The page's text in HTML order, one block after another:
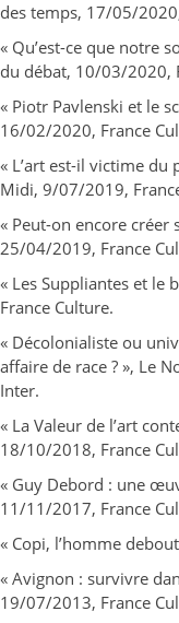
des temps, 17/05/
« Qu’est-ce que notre
du débat, 10/03/2020,
« Piotr Pavlenski et le
16/02/2020, France
« L’art est-il victime du
Midi, 9/07/2019,
« Peut-on encore créer
25/04/2019, France
« Les Suppliantes et le
France Culture.
« Décolonialiste ou
affaire de race ? », Le
Inter.
« La Valeur de l’art
18/10/2018, France
« Guy Debord : une
11/11/2017, France
« Copi, l’homme
« Avignon : survivre
19/07/2013, France